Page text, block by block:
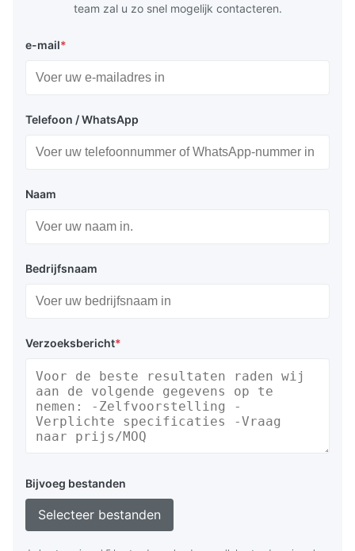
team zal u zo snel mogelijk contacteren.
e-mail*
Telefoon / WhatsApp
Naam
Bedrijfsnaam
Verzoeksbericht*
Bijvoeg bestanden
Selecteer bestanden